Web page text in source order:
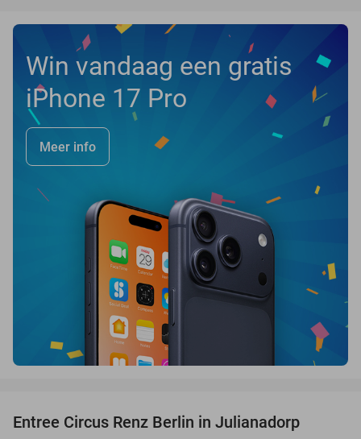
Win vandaag een gratis
iPhone 17 Pro
Meer info
Entree Circus Renz Berlin in Julianadorp